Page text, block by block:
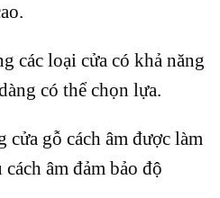
các loại cửa có khả năng
có thể chọn lựa.
cửa gỗ cách âm được làm
âm đảm bảo độ